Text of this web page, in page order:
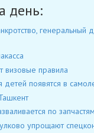
день:
генеральный
визовые правила
появятся в
по запчастям
упрощают